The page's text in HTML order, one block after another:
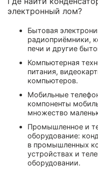
электронный лом?
Бытовая
радиоприёмники,
печи и другие
Компьютерная
питания,
компьютеров.
Мобильные
компоненты
множество
Промышленное и
оборудование:
в промышленных
устройствах и
оборудовании.